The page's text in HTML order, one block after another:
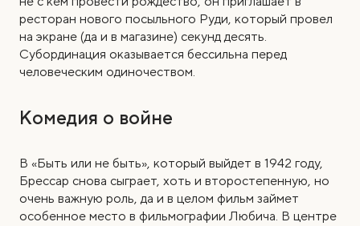
ресторан нового посыльного Руди, который провел
на экране (да и в магазине) секунд десять.
Субординация оказывается бессильна перед
человеческим одиночеством.
Комедия о войне
В «Быть или не быть», который выйдет в 1942 году,
Брессар снова сыграет, хоть и второстепенную, но
очень важную роль, да и в целом фильм займет
особенное место в фильмографии Любича. В центре